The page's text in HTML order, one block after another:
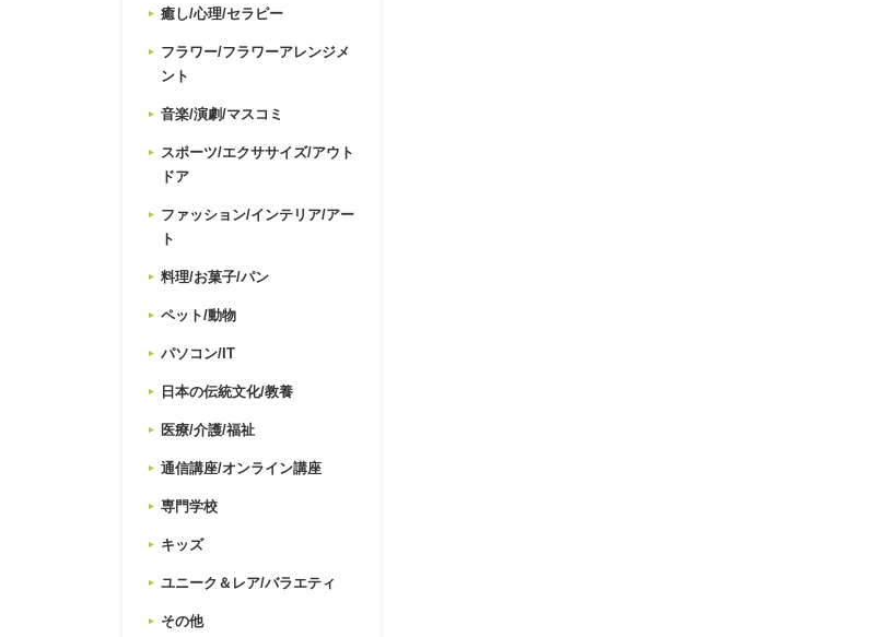
癒し/心理/セラピー
フラワー/フラワーアレンジメ
ント
音楽/演劇/マスコミ
スポーツ/エクササイズ/アウト
ドア
ファッション/インテリア/アー
ト
料理/お菓子/パン
ペット/動物
パソコン/IT
日本の伝統文化/教養
医療/介護/福祉
通信講座/オンライン講座
専門学校
キッズ
ユニーク＆レア/バラエティ
その他